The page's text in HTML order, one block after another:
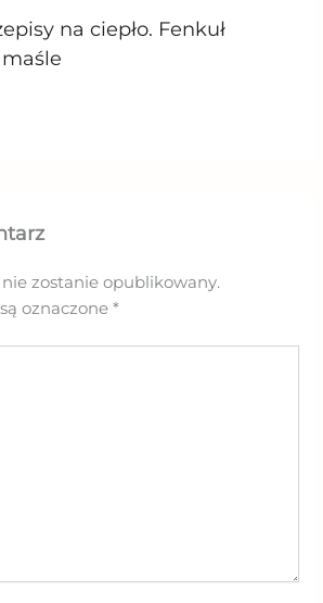
na ciepło. Fenkuł
zostanie opublikowany.
oznaczone*